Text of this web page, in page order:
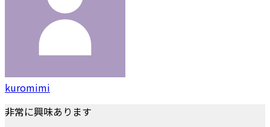
kuromimi
非常に興味あります